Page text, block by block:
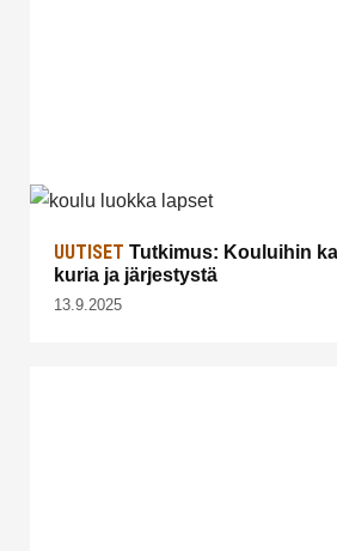
UUTISET Tutkimus: Kouluihin
kuria ja järjestystä
13.9.2025